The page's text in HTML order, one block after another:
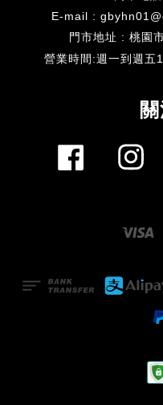
E-mail :
門市地址 : 桃園
營業時間:週一到週
Facebook